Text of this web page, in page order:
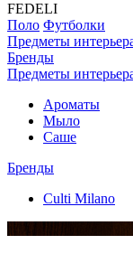
FEDELI
Поло Футболки
Предметы
Бренды
Предметы
Ароматы
Мыло
Саше
Бренды
Culti Milano